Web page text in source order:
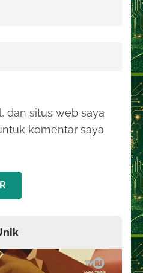
dan situs web saya
komentar saya